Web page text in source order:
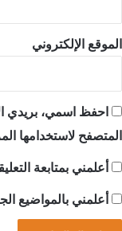
الموقع الإلكتروني
احفظ اسمي، بريدي
المتصفح لاستخدامها
أعلمني بمتابعة
أعلمني بالمواضيع